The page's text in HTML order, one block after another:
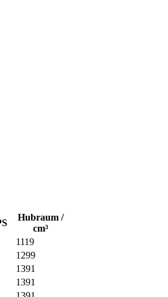
Hubraum /
cm³
1119
1299
1391
1391